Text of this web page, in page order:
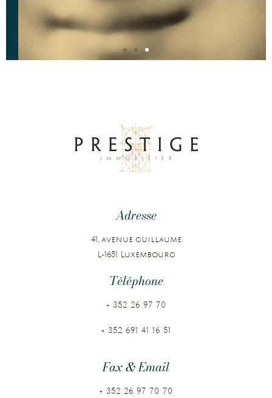
Adresse
41, avenue guillaume
L-1651 Luxembourg
Téléphone
+ 352 26 97 70
+ 352 691 41 16 51
Fax & Email
+ 352 26 97 70 70